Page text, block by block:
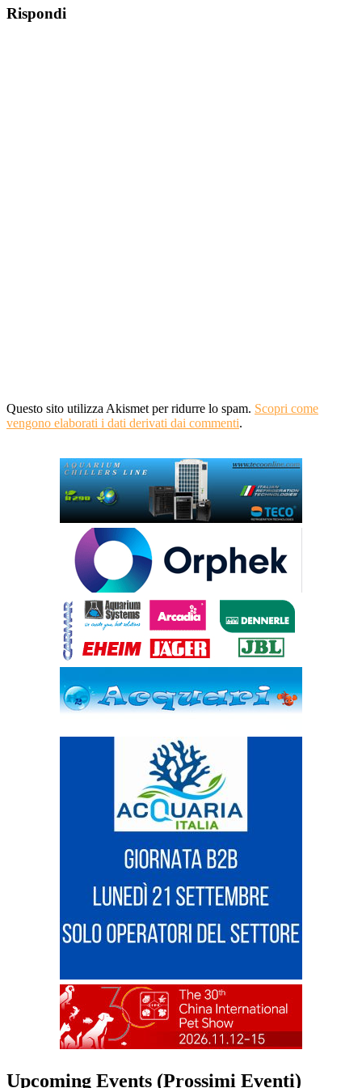
Rispondi
Questo sito utilizza Akismet per ridurre lo spam. Scopri come
vengono elaborati i dati derivati dai commenti.
Upcoming Events (Prossimi Eventi)